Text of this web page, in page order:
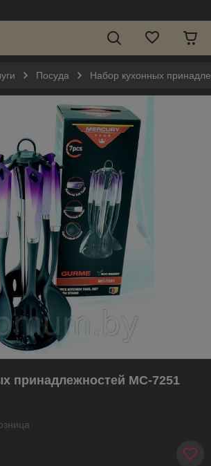
Посуда Набор кухонных
принадлежностей MC-7251